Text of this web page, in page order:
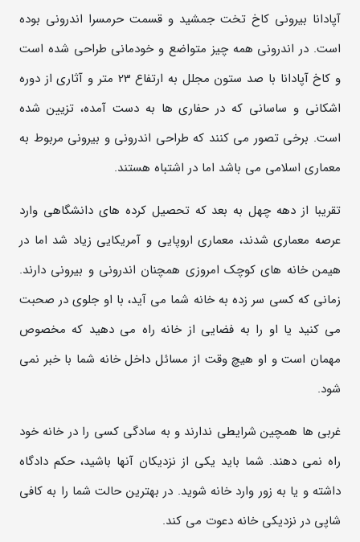
آپادانا بیرونی کاخ تخت جمشید و قسمت حرمسرا اندرونی بوده
است. در اندرونی همه چیز متواضع و خودمانی طراحی شده است
و کاخ آپادانا با صد ستون مجلل به ارتفاع 23 متر و آثاری از دوره
اشکانی و ساسانی که در حفاری ها به دست آمده، تزیین شده
است. برخی تصور می کنند که طراحی اندرونی و بیرونی مربوط به
معماری اسلامی می باشد اما در اشتباه هستند.
تقریبا از دهه چهل به بعد که تحصیل کرده های دانشگاهی وارد
عرصه معماری شدند، معماری اروپایی و آمریکایی زیاد شد اما در
هیمن خانه های کوچک امروزی همچنان اندرونی و بیرونی دارند.
زمانی که کسی سر زده به خانه شما می آید، با او جلوی در صحبت
می کنید یا او را به فضایی از خانه راه می دهید که مخصوص
مهمان است و او هیچ وقت از مسائل داخل خانه شما با خبر نمی
شود.
غربی ها همچین شرایطی ندارند و به سادگی کسی را در خانه خود
راه نمی دهند. شما باید یکی از نزدیکان آنها باشید، حکم دادگاه
داشته و یا به زور وارد خانه شوید. در بهترین حالت شما را به کافی
شاپی در نزدیکی خانه دعوت می کند.